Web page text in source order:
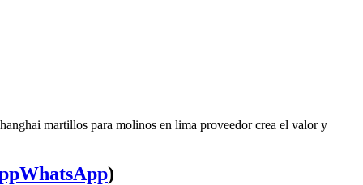
martillos para molinos en lima proveedor crea el valor y
WhatsApp)